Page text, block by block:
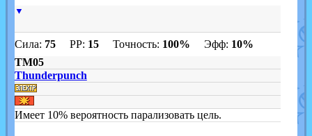
▼
Сила: 75PP: 15Точность: 100% Эфф: 10%
TM05
Thunderpunch
Имеет 10% вероятность парализовать цель.